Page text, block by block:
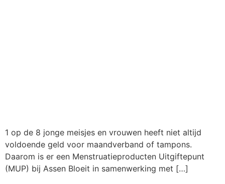
1 op de 8 jonge meisjes en vrouwen heeft niet altijd
voldoende geld voor maandverband of tampons.
Daarom is er een Menstruatieproducten Uitgiftepunt
(MUP) bij Assen Bloeit in samenwerking met […]